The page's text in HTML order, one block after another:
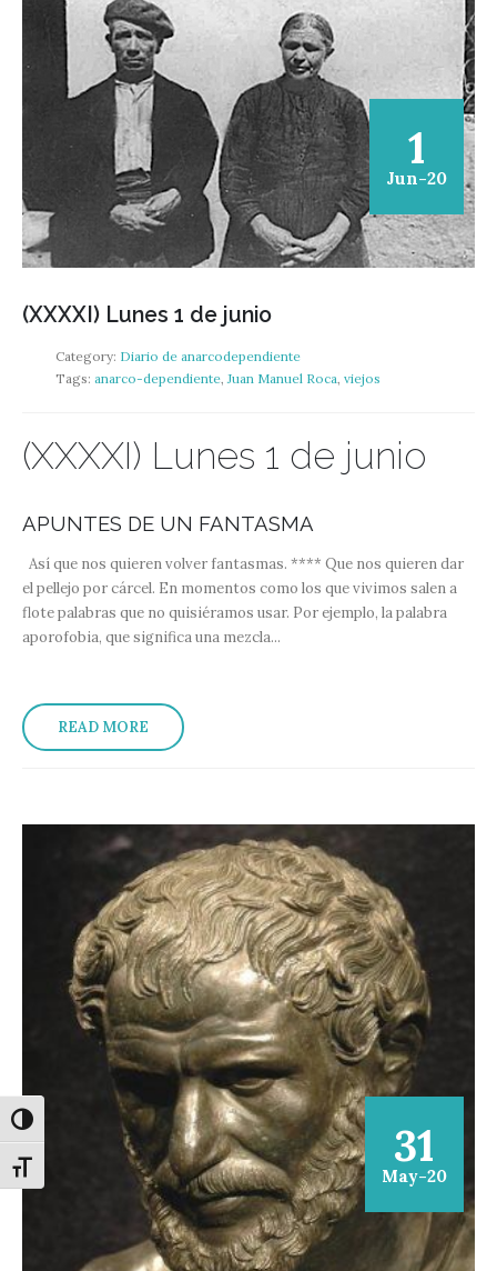
Alternar alto contraste
Alternar tamaño de letra
1
Jun-20
(XXXXI) Lunes 1 de junio
Category: Diario de anarcodependiente
Tags: anarco-dependiente Juan Manuel Roca viejos
(XXXXI) Lunes 1 de junio
APUNTES DE UN FANTASMA
Así que nos quieren volver fantasmas. **** Que nos quieren dar
el pellejo por cárcel. En momentos como los que vivimos salen a
flote palabras que no quisiéramos usar. Por ejemplo, la palabra
aporofobia, que significa una mezcla...
READ MORE
31
May-20